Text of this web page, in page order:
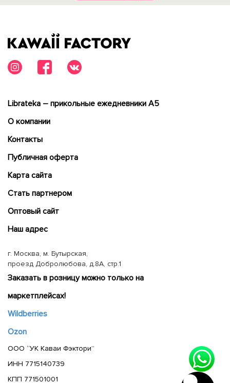
Librateka – прикольные ежедневники А5
О компании
Контакты
Публичная оферта
Карта сайта
Cтать партнером
Оптовый сайт
Наш адрес
г. Москва, м. Бутырская,
проезд Добролюбова, д.8А, стр.1
Заказать в розницу можно только на
маркетплейсах!
Wildberries
Ozon
ООО “УК Каваи Фэктори”
ИНН 7715140739
КПП 771501001